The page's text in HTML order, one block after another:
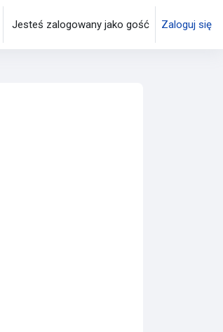
Jesteś zalogowany jako gość Zaloguj się